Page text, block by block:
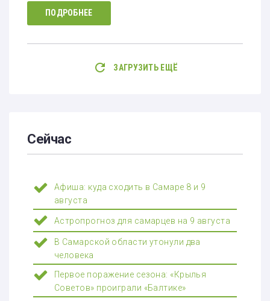
ПОДРОБНЕЕ
ЗАГРУЗИТЬ ЕЩЁ
Сейчас
Афиша: куда сходить в Самаре 8 и 9
августа
Астропрогноз для самарцев на 9 августа
В Самарской области утонули два
человека
Первое поражение сезона: «Крылья
Советов» проиграли «Балтике»